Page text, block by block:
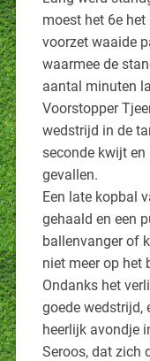
moest het 6e
voorzet waaide
waarmee de
aantal minuten
Voorstopper
wedstrijd in de
seconde kwijt
gevallen.
Een late kopbal
gehaald en een
ballenvanger of
niet meer op het
Ondanks het
goede wedstrijd,
heerlijk avondje
Seroos, dat zich